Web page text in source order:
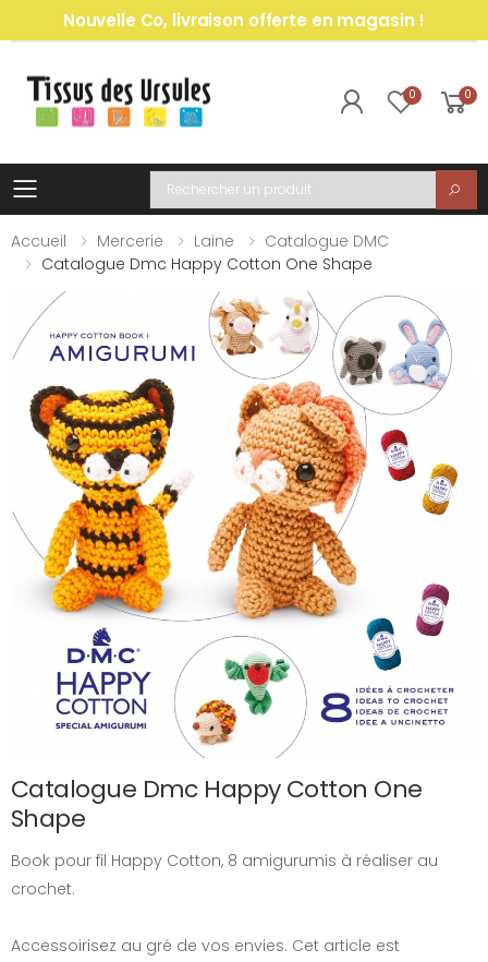
Nouvelle Co, livraison offerte en magasin !
0 0
Toggle mobile menu
Recherche
Accueil
Mercerie Laine
Catalogue DMC
Catalogue Dmc Happy Cotton One Shape
Catalogue Dmc Happy Cotton One
Shape
Book pour fil Happy Cotton, 8 amigurumis à réaliser au
crochet.
Accessoirisez au gré de vos envies. Cet article est